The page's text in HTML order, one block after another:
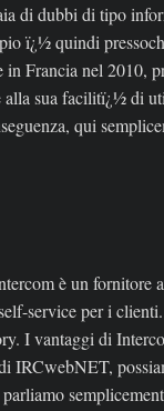
di dubbi di tipo
ï¿½ quindi
Francia nel 2010,
alla sua facilitï¿½ di
qui
è un fornitore
service per i
I vantaggi di
IRCwebNET,